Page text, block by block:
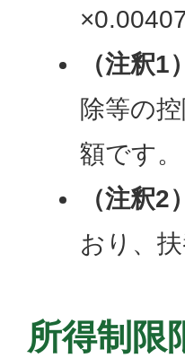
（注釈1
除等の
額です。
（注釈2）
おり、
所得制限